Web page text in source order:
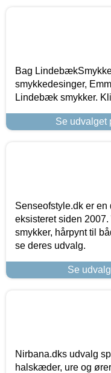
Bag
smykkedesinger,
Lindebæk smykker.
Se udvalget
Senseofstyle.dk er
eksisteret siden
smykker, hårpynt til
se deres udvalg.
Se
Nirbana.dks udvalg
halskæder, ure og